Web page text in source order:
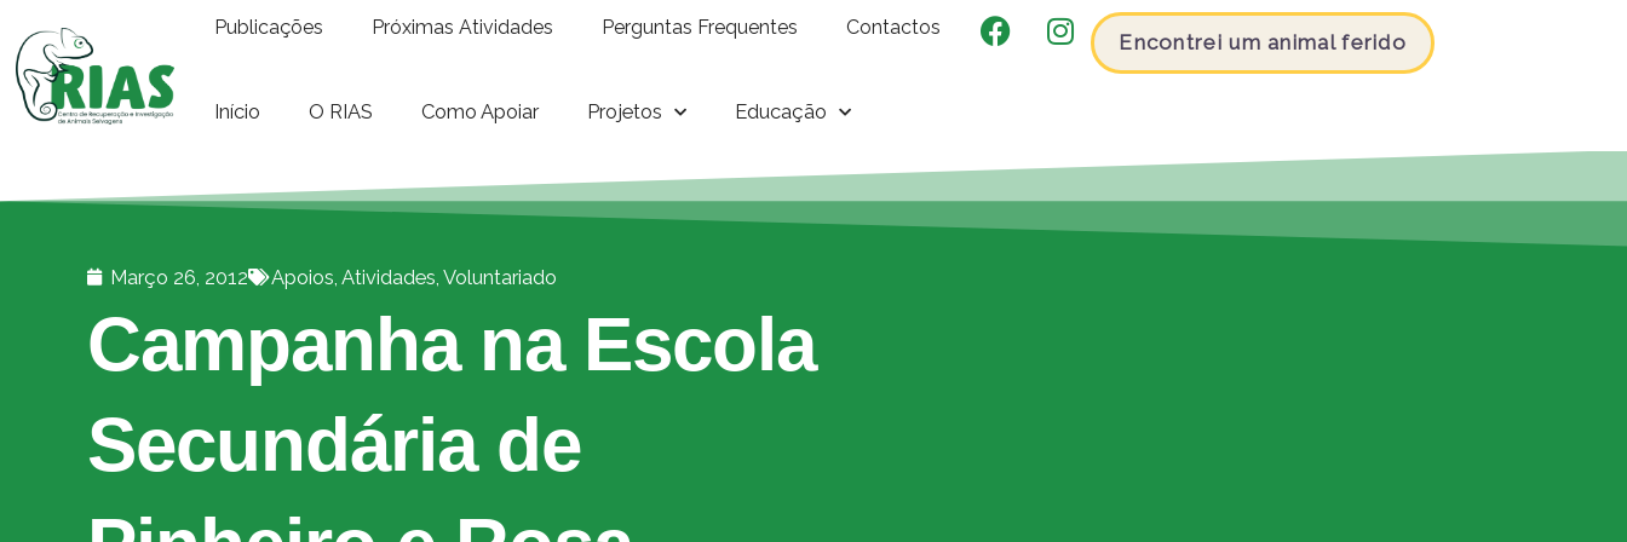
Publicações Próximas Atividades Perguntas Frequentes Contactos
Encontrei um animal ferido
Início O RIAS Como Apoiar Projetos Educação
Março 26, 2012 Apoios, Atividades, Voluntariado
Campanha na Escola
Secundária de